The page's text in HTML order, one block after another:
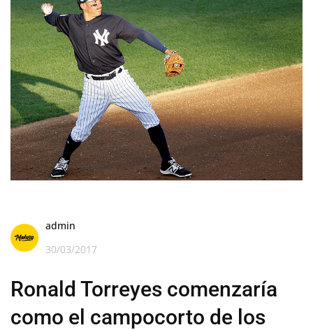
admin
30/03/2017
Ronald Torreyes comenzaría
como el campocorto de los